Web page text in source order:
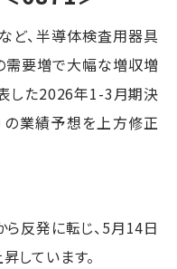
ど、半導体検査用器具
需要増で大幅な増収増
した2026年1-3月期決
の業績予想を上方修正
反発に転じ、5月14日
しています。